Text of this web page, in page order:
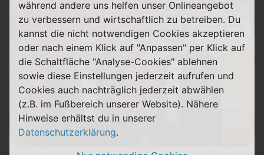
während andere uns helfen unser Onlineangebot
zu verbessern und wirtschaftlich zu betreiben. Du
kannst die nicht notwendigen Cookies akzeptieren
oder nach einem Klick auf "Anpassen" per Klick auf
die Schaltfläche "Analyse-Cookies" ablehnen
sowie diese Einstellungen jederzeit aufrufen und
Cookies auch nachträglich jederzeit abwählen
(z.B. im Fußbereich unserer Website). Nähere
Hinweise erhältst du in unserer
Datenschutzerklärung.